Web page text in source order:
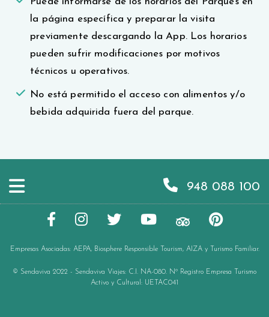
la página específica y preparar la visita
previamente descargando la App. Los horarios
pueden sufrir modificaciones por motivos
técnicos u operativos.
No está permitido el acceso con alimentos y/o
bebida adquirida fuera del parque.
948 088 100
Empresas Asociadas: AEPA, Biosphere Responsible Tourism, AIZAy Turismo Familiar.
© Sendaviva 2022 - Sendaviva Viajes: C.I. NA-080. Nº Registro Empresa Turismo
Activo y Cultural: UETAC041